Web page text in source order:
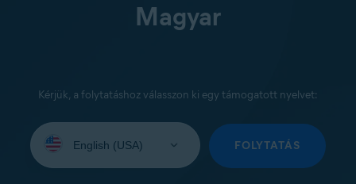
Magyar
Kérjük, a folytatáshoz válasszon ki egy támogatott nyelvet:
your
FOLYTATÁS